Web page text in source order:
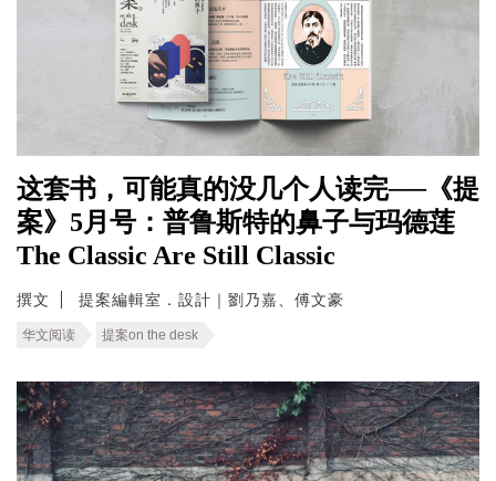
这套书，可能真的没几个人读完──《提
案》5月号：普鲁斯特的鼻子与玛德莲
The Classic Are Still Classic
撰文 提案編輯室．設計｜劉乃嘉、傅文豪
华文阅读 提案on the desk